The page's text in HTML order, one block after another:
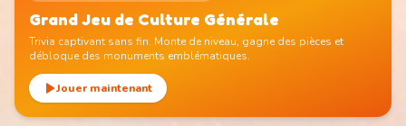
Grand Jeu de Culture Générale
Trivia captivant sans fin. Monte de niveau, gagne des pièces et
débloque des monuments emblématiques.
Jouer maintenant